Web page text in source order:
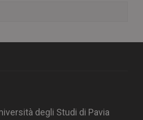
degli Studi di Pavia